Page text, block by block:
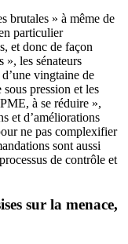
brutales » à même de
particulier
et donc de façon
», les sénateurs
vingtaine de
pression et les
à se réduire »,
et d’améliorations
ne pas complexifier
sont aussi
de contrôle et
sur la menace,